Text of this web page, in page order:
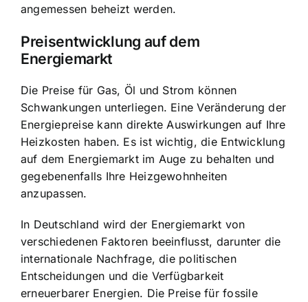
angemessen beheizt werden.
Preisentwicklung auf dem
Energiemarkt
Die Preise für Gas, Öl und Strom können
Schwankungen unterliegen. Eine Veränderung der
Energiepreise kann direkte Auswirkungen auf Ihre
Heizkosten haben. Es ist wichtig, die Entwicklung
auf dem Energiemarkt im Auge zu behalten und
gegebenenfalls Ihre Heizgewohnheiten
anzupassen.
In Deutschland wird der Energiemarkt von
verschiedenen Faktoren beeinflusst, darunter die
internationale Nachfrage, die politischen
Entscheidungen und die Verfügbarkeit
erneuerbarer Energien. Die Preise für fossile